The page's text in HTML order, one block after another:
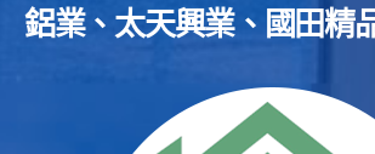
鋁業、太天興業、國田精